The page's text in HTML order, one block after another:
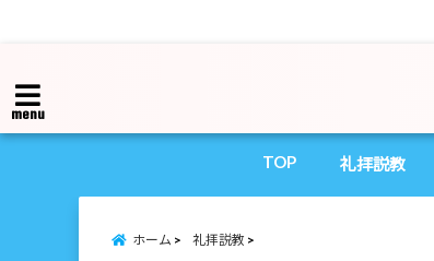
menu
TOP 礼拝説教
ホーム 礼拝説教